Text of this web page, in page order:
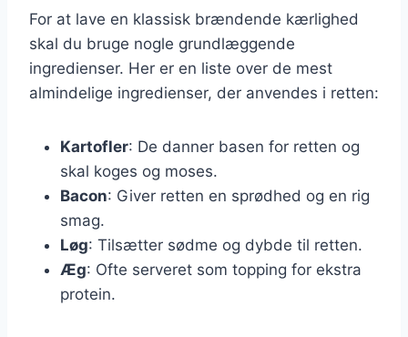
For at lave en klassisk brændende kærlighed
skal du bruge nogle grundlæggende
ingredienser. Her er en liste over de mest
almindelige ingredienser, der anvendes i retten:
Kartofler: De danner basen for retten og
skal koges og moses.
Bacon: Giver retten en sprødhed og en rig
smag.
Løg: Tilsætter sødme og dybde til retten.
Æg: Ofte serveret som topping for ekstra
protein.